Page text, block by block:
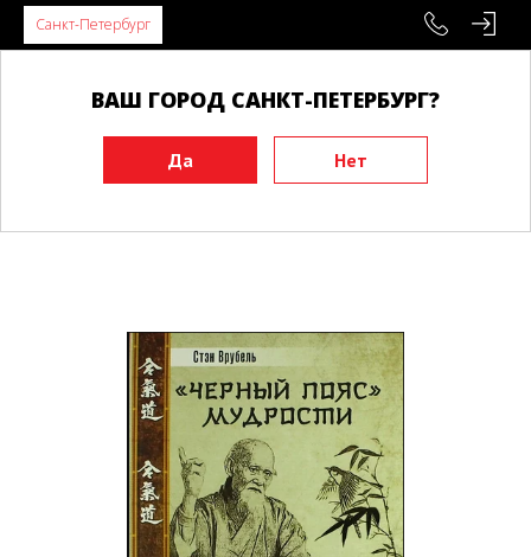
Санкт-Петербург
ВАШ ГОРОД САНКТ-ПЕТЕРБУРГ?
Книги
Боевые искусства
Айкидо, дзю-дзюцу